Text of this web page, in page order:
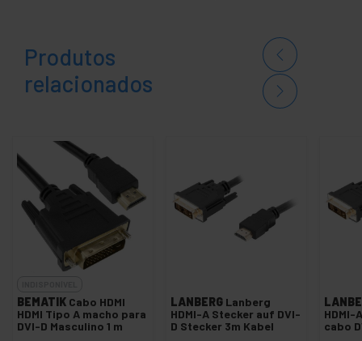
Produtos
relacionados
BEMATIK Cabo HDMI
HDMI Tipo A macho para
DVI-D Masculino 1 m
LANBERG Lanberg
HDMI-A Stecker auf DVI-
D Stecker 3m Kabel
HDMI-
cabo